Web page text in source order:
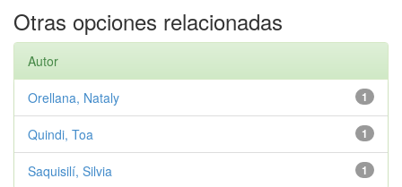
Otras opciones relacionadas
Autor
1
Orellana, Nataly
1
Quindi, Toa
1
Saquisilí, Silvia